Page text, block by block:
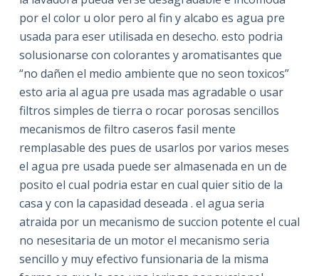
por el color u olor pero al fin y alcabo es agua pre
usada para eser utilisada en desecho. esto podria
solusionarse con colorantes y aromatisantes que
“no dañen el medio ambiente que no seon toxicos”
esto aria al agua pre usada mas agradable o usar
filtros simples de tierra o rocar porosas sencillos
mecanismos de filtro caseros fasil mente
remplasable des pues de usarlos por varios meses
el agua pre usada puede ser almasenada en un de
posito el cual podria estar en cual quier sitio de la
casa y con la capasidad deseada . el agua seria
atraida por un mecanismo de succion potente el cual
no nesesitaria de un motor el mecanismo seria
sencillo y muy efectivo funsionaria de la misma